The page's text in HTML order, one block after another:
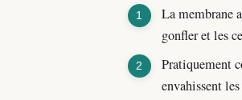
La membrane
gonfler et les
Pratiquement
envahissent